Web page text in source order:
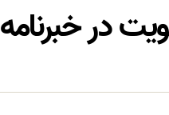
در خبرنامه